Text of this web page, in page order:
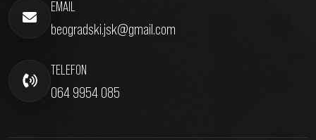
EMAIL
beogradski.jsk@gmail.com
TELEFON
064 9954 085